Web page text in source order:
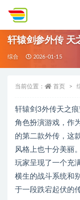
轩辕剑参外传 天
综合 2026-01-15
当前位置： 首页
轩辕剑3外传天之
角色扮演游戏，作
的第二款外传，这
风格上也十分美丽
玩家呈现了一个充
横生的战斗系统和
于一段跌宕起伏的